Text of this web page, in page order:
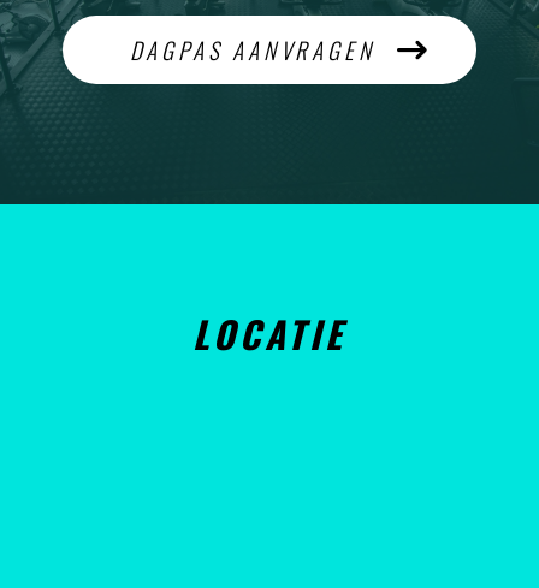
DAGPAS AANVRAGEN
LOCATIE